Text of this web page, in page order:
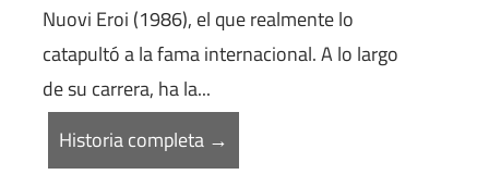
Nuovi Eroi (1986), el que realmente lo
catapultó a la fama internacional. A lo largo
de su carrera, ha la...
Historia completa →